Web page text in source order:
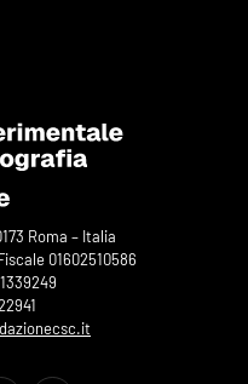
Roma – Italia
01602510586